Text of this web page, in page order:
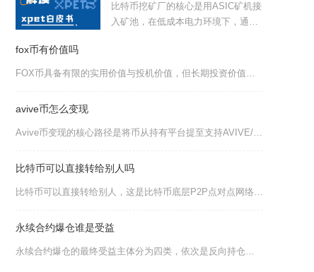
比特币挖矿厂的核心是用ASIC矿机接
入矿池，在低成本电力环境下，通过
fox币有价值吗
FOX币具备有限的实用价值与投机价值，但长期投资价值极低，整体属于高风险、弱共识的小众代币
avive币怎么变现
Avive币变现的核心路径是将币从持有平台提至支持AVIVE/USDT交易对的主流交易所（
比特币可以直接转给别人吗
比特币可以直接转给别人，这是比特币底层P2P点对点网络最核心的功能之一，全程不需要银行、支
永续合约爆仓谁是受益
永续合约爆仓的最终受益主体分为四类，依次是反向持仓的普通交易者、量化做市商与高频算法团队、